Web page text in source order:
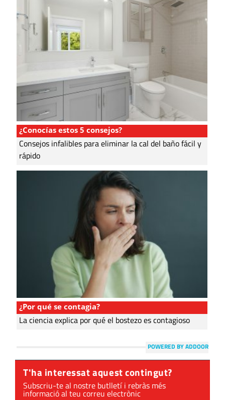
¿Conocías estos 5 consejos?
Consejos infalibles para eliminar la cal del baño fácil y
rápido
¿Por qué se contagia?
La ciencia explica por qué el bostezo es contagioso
POWERED BY ADDOOR
T'ha interessat aquest contingut?
Subscriu-te al nostre butlletí i rebràs més
informació al teu correu electrònic